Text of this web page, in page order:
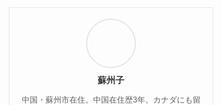
蘇州子
中国・蘇州市在住。中国在住歴3年。カナダにも留